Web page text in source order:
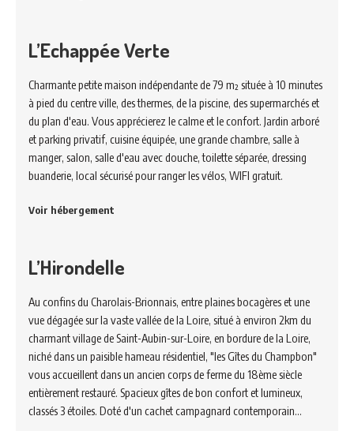
L’Echappée Verte
Charmante petite maison indépendante de 79 m² située à 10 minutes
à pied du centre ville, des thermes, de la piscine, des supermarchés et
du plan d'eau. Vous apprécierez le calme et le confort. Jardin arboré
et parking privatif, cuisine équipée, une grande chambre, salle à
manger, salon, salle d'eau avec douche, toilette séparée, dressing
buanderie, local sécurisé pour ranger les vélos, WIFI gratuit.
Voir hébergement
L’Hirondelle
Au confins du Charolais-Brionnais, entre plaines bocagères et une
vue dégagée sur la vaste vallée de la Loire, situé à environ 2km du
charmant village de Saint-Aubin-sur-Loire, en bordure de la Loire,
niché dans un paisible hameau résidentiel, "les Gîtes du Champbon"
vous accueillent dans un ancien corps de ferme du 18ème siècle
entièrement restauré. Spacieux gîtes de bon confort et lumineux,
classés 3 étoiles. Doté d'un cachet campagnard contemporain…